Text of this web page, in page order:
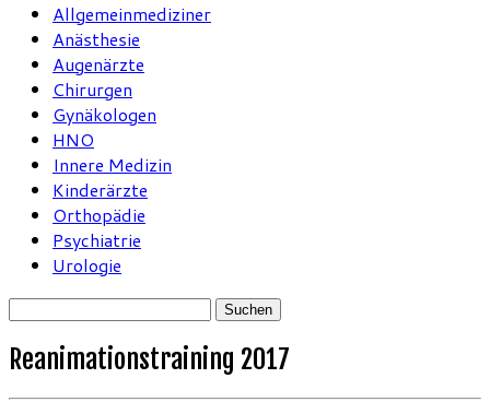
Allgemeinmediziner
Anästhesie
Augenärzte
Chirurgen
Gynäkologen
HNO
Innere Medizin
Kinderärzte
Orthopädie
Psychiatrie
Urologie
Suchen
Reanimationstraining 2017